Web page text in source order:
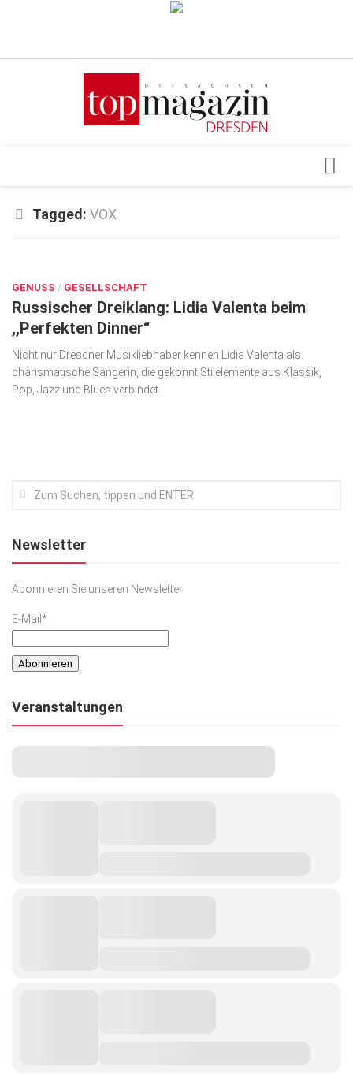
Verkaufsstellen
Top Gesundheitsforum Dresden / Ostsachsen
Geschäft
gesund & schön
Gesellschaft
Kunst & Kultur
Top Branchen
Tagged: VOX
GENUSS / GESELLSCHAFT
Russischer Dreiklang: Lidia Valenta beim
,,Perfekten Dinner“
Nicht nur Dresdner Musikliebhaber kennen Lidia Valenta als
charismatische Sängerin, die gekonnt Stilelemente aus Klassik,
Pop, Jazz und Blues verbindet.
Newsletter
Abonnieren Sie unseren Newsletter
E-Mail*
Veranstaltungen